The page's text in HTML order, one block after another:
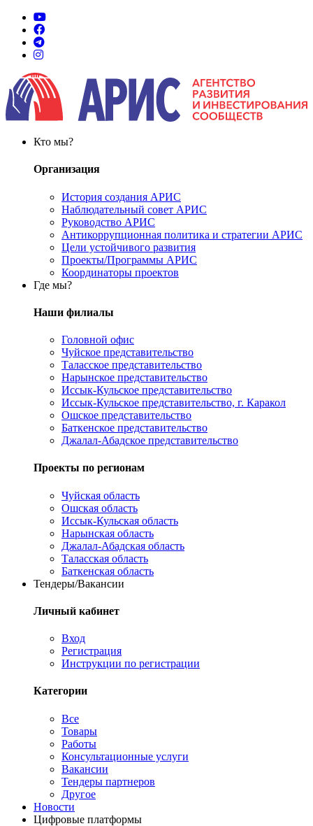
Кто мы?
Организация
История создания АРИС
Наблюдательный совет АРИС
Руководство АРИС
Антикоррупционная политика и стратегии АРИС
Цели устойчивого развития
Проекты/Программы АРИС
Координаторы проектов
Где мы?
Наши филиалы
Головной офис
Чуйское представительство
Таласское представительство
Нарынское представительство
Иссык-Кульское представительство
Иссык-Кульское представительство, г. Каракол
Ошское представительство
Баткенское представительство
Джалал-Абадское представительство
Проекты по регионам
Чуйская область
Ошская область
Иссык-Кульская область
Нарынская область
Джалал-Абадская область
Таласская область
Баткенская область
Тендеры/Вакансии
Личный кабинет
Вход
Регистрация
Инструкции по регистрации
Категории
Все
Товары
Работы
Консультационные услуги
Вакансии
Тендеры партнеров
Другое
Новости
Цифровые платформы